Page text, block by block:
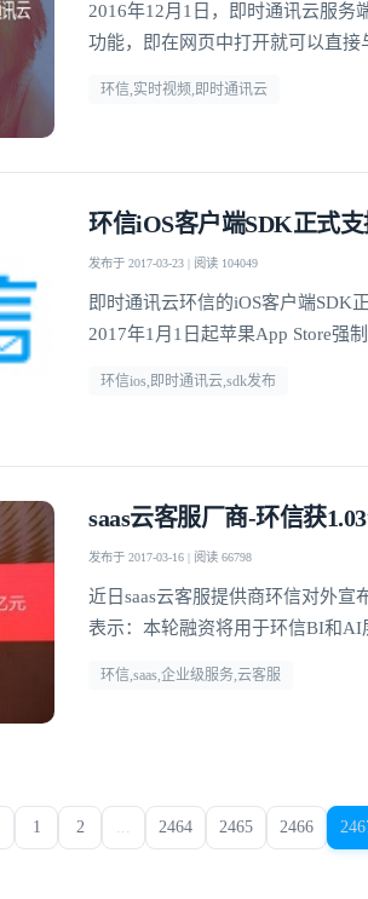
2016年12月1日，即时通讯云服务
功能，即在网页中打开就可以直接
环信,实时视频,即时通讯云
环信iOS客户端SDK正式
发布于 2017-03-23 | 阅读 104049
即时通讯云环信的iOS客户端SDK
2017年1月1日起苹果App Store强制
环信ios,即时通讯云,sdk发布
saas云客服厂商-环信获
发布于 2017-03-16 | 阅读 66798
近日saas云客服提供商环信对外宣
表示：本轮融资将用于环信BI和AI
环信,saas,企业级服务,云客服
1 2 2464 2465 2466
不了，谢谢